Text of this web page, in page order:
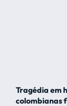
Tragédia em
colombianas